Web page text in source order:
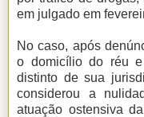
em julgado em
No caso, após
o domicílio do réu
distinto de sua
considerou a
atuação ostensiva